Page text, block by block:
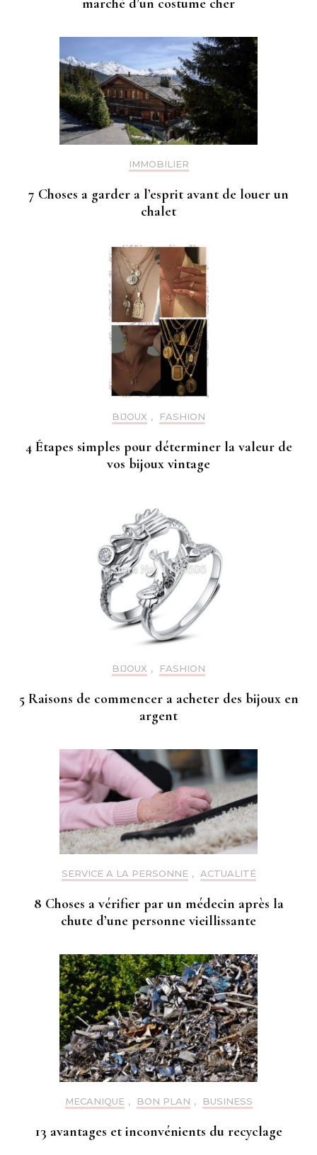
IMMOBILIER
7 Choses a garder a l’esprit avant de louer un
chalet
BIJOUX , FASHION
4 Étapes simples pour déterminer la valeur de
vos bijoux vintage
BIJOUX , FASHION
5 Raisons de commencer a acheter des bijoux en
argent
SERVICE A LA PERSONNE , ACTUALITÉ
8 Choses a vérifier par un médecin après la
chute d’une personne vieillissante
MECANIQUE , BON PLAN , BUSINESS
13 avantages et inconvénients du recyclage